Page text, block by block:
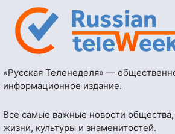
«Русская Теленеделя» —
информационное издание.
Все самые важные новости
жизни, культуры и знаменитостей.